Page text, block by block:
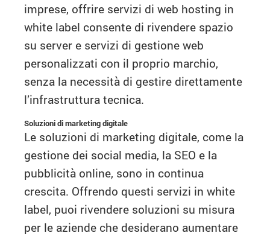
imprese, offrire servizi di web hosting in
white label consente di rivendere spazio
su server e servizi di gestione web
personalizzati con il proprio marchio,
senza la necessità di gestire direttamente
l’infrastruttura tecnica.
Soluzioni di marketing digitale
Le soluzioni di marketing digitale, come la
gestione dei social media, la SEO e la
pubblicità online, sono in continua
crescita. Offrendo questi servizi in white
label, puoi rivendere soluzioni su misura
per le aziende che desiderano aumentare